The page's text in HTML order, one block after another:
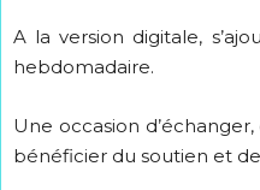
A la version digitale,
hebdomadaire.
Une occasion
bénéficier du soutien et